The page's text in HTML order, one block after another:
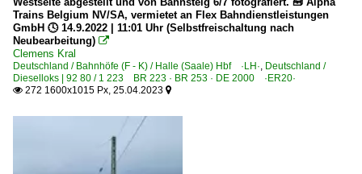
Trains Belgium NV/SA, vermietet an Flex Bahndienstleistungen
GmbH 🕓 14.9.2022 | 11:01 Uhr (Selbstfreischaltung nach
Neubearbeitung) 
Clemens Kral
Deutschland / Bahnhöfe (F - K) / Halle (Saale) Hbf ·LH·, Deutschland /
Dieselloks | 92 80 / 1 223 BR 223 · BR 253 · DE 2000 ·ER20·
 272 1600x1015 Px, 25.04.2023 